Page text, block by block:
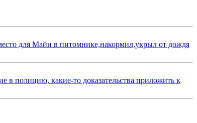
для Майи в питомнике,накормил,укрыл от дождя
в полицию, какие-то доказательства приложить к